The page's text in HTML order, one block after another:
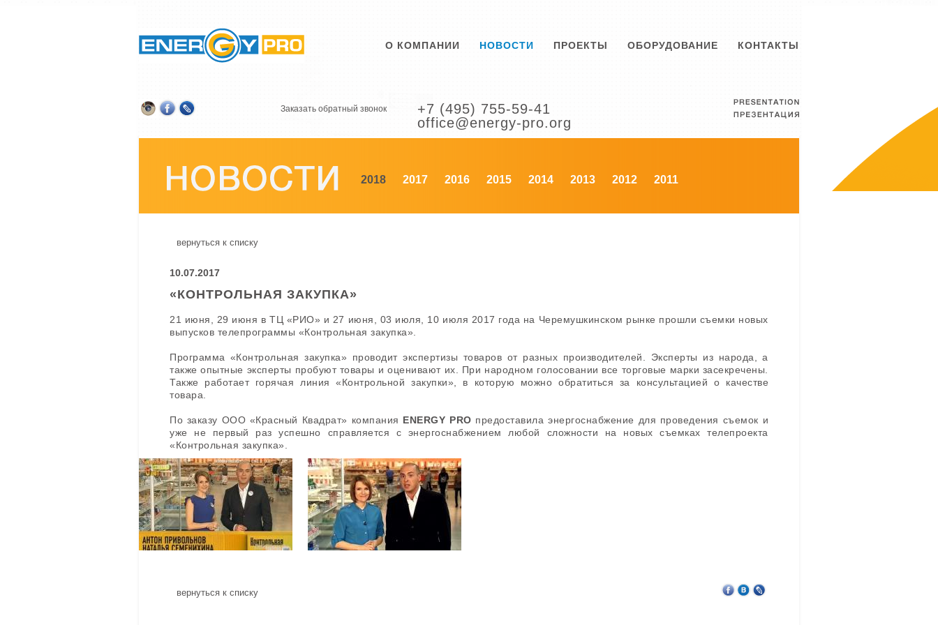
О КОМПАНИИ НОВОСТИ ПРОЕКТЫ ОБОРУДОВАНИЕ КОНТАКТЫ
Заказать обратный звонок
+7 (495) 755-59-41
office@energy-pro.org
2018 2017 2016 2015 2014 2013 2012 2011
вернуться к списку
10.07.2017
«КОНТРОЛЬНАЯ ЗАКУПКА»
21 июня, 29 июня в ТЦ «РИО» и 27 июня, 03 июля, 10 июля 2017 года на Черемушкинском рынке прошли съемки новых
выпусков телепрограммы «Контрольная закупка».
Программа «Контрольная закупка» проводит экспертизы товаров от разных производителей. Эксперты из народа, а
также опытные эксперты пробуют товары и оценивают их. При народном голосовании все торговые марки засекречены.
Также работает горячая линия «Контрольной закупки», в которую можно обратиться за консультацией о качестве
товара.
По заказу ООО «Красный Квадрат» компания ENERGY PRO предоставила энергоснабжение для проведения съемок и
уже не первый раз успешно справляется с энергоснабжением любой сложности на новых съемках телепроекта
«Контрольная закупка».
вернуться к списку